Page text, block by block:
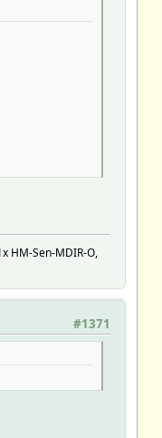
actions
HM-Sen-MDIR-O,
#1371